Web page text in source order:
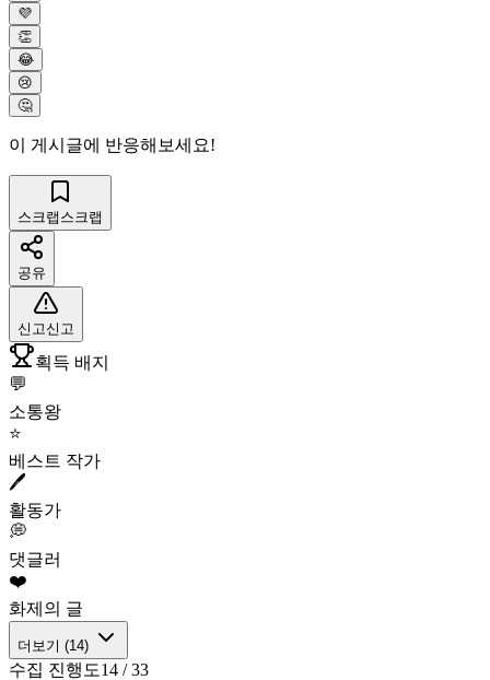
💜
👏
😂
😢
🤔
이 게시글에 반응해보세요!
스크랩 스크랩
공유
신고신고
획득 배지
💬
소통왕
⭐
베스트 작가
🖊️
활동가
💭
댓글러
❤️
화제의 글
더보기 (14)
수집 진행도14 /33